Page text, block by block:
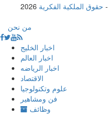
2026
-
من نحن
اخبار الخليج
اخبار العالم
اخبار الرياضه
الاقتصاد
علوم وتكنولوجيا
فن ومشاهير
وظائف